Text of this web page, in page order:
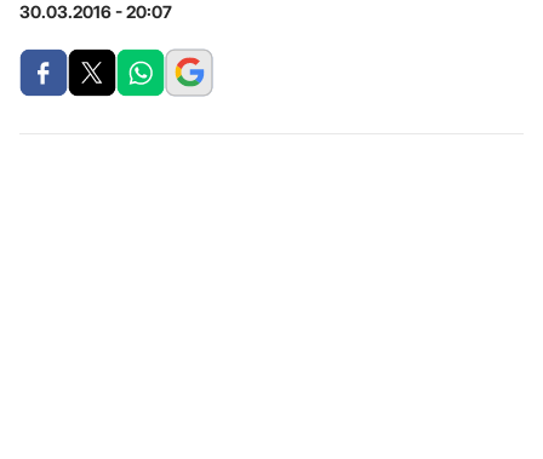
30.03.2016 - 20:07